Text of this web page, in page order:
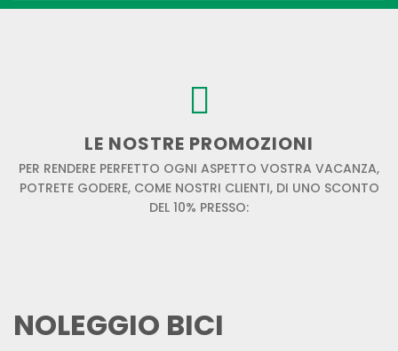
LE NOSTRE PROMOZIONI
PER RENDERE PERFETTO OGNI ASPETTO VOSTRA VACANZA,
POTRETE GODERE, COME NOSTRI CLIENTI, DI UNO SCONTO
DEL 10% PRESSO:
NOLEGGIO BICI